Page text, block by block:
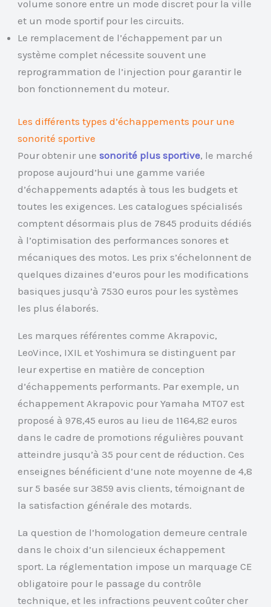
volume sonore entre un mode discret pour la ville
et un mode sportif pour les circuits.
Le remplacement de l’échappement par un
système complet nécessite souvent une
reprogrammation de l’injection pour garantir le
bon fonctionnement du moteur.
Les différents types d’échappements pour une
sonorité sportive
Pour obtenir unesonorité plus sportive, le marché
propose aujourd’hui une gamme variée
d’échappements adaptés à tous les budgets et
toutes les exigences. Les catalogues spécialisés
comptent désormais plus de 7845 produits dédiés
à l’optimisation des performances sonores et
mécaniques des motos. Les prix s’échelonnent de
quelques dizaines d’euros pour les modifications
basiques jusqu’à 7530 euros pour les systèmes
les plus élaborés.
Les marques référentes comme Akrapovic,
LeoVince, IXIL et Yoshimura se distinguent par
leur expertise en matière de conception
d’échappements performants. Par exemple, un
échappement Akrapovic pour Yamaha MT07 est
proposé à 978,45 euros au lieu de 1164,82 euros
dans le cadre de promotions régulières pouvant
atteindre jusqu’à 35 pour cent de réduction. Ces
enseignes bénéficient d’une note moyenne de 4,8
sur 5 basée sur 3859 avis clients, témoignant de
la satisfaction générale des motards.
La question de l’homologation demeure centrale
dans le choix d’un silencieux échappement
sport. La réglementation impose un marquage CE
obligatoire pour le passage du contrôle
technique, et les infractions peuvent coûter cher